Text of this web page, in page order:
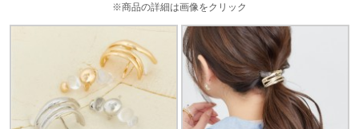
※商品の詳細は画像をクリック